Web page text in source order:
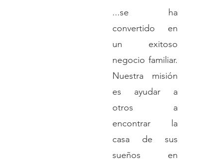
...se ha
convertido en
un exitoso
negocio familiar.
Nuestra misión
es ayudar a
otros a
encontrar la
casa de sus
sueños en